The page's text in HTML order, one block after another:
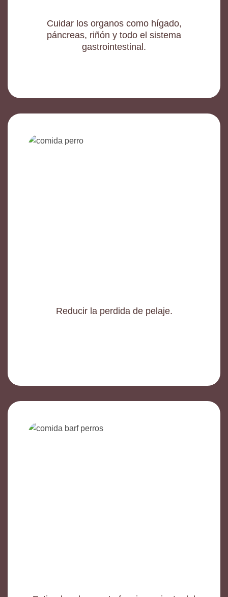
Cuidar los organos como hígado,
páncreas, riñón y todo el sistema
gastrointestinal.
Reducir la perdida de pelaje.